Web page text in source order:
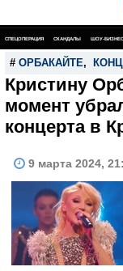
СПЕЦОПЕРАЦИЯ СКАНДАЛЫ ШОУ-БИЗНЕС
# ОРБАКАЙТЕ,
Кристину
момент
концерта в
9 марта 2024,